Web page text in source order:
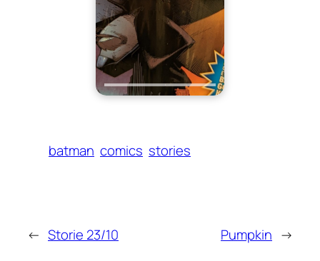
batman comics stories
← Storie 23/10 Pumpkin →